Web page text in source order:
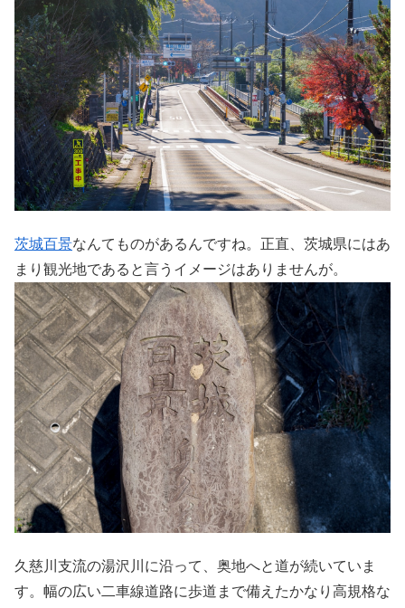
茨城百景なんてものがあるんですね。正直、茨城県にはあ
まり観光地であると言うイメージはありませんが。
久慈川支流の湯沢川に沿って、奥地へと道が続いていま
す。幅の広い二車線道路に歩道まで備えたかなり高規格な